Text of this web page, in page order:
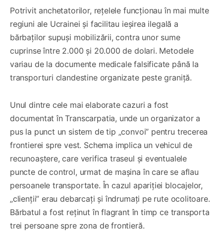
Potrivit anchetatorilor, rețelele funcționau în mai multe
regiuni ale Ucrainei și facilitau ieșirea ilegală a
bărbaților supuși mobilizării, contra unor sume
cuprinse între 2.000 și 20.000 de dolari. Metodele
variau de la documente medicale falsificate până la
transporturi clandestine organizate peste graniță.
Unul dintre cele mai elaborate cazuri a fost
documentat în Transcarpatia, unde un organizator a
pus la punct un sistem de tip „convoi” pentru trecerea
frontierei spre vest. Schema implica un vehicul de
recunoaștere, care verifica traseul și eventualele
puncte de control, urmat de mașina în care se aflau
persoanele transportate. În cazul apariției blocajelor,
„clienții” erau debarcați și îndrumați pe rute ocolitoare.
Bărbatul a fost reținut în flagrant în timp ce transporta
trei persoane spre zona de frontieră.